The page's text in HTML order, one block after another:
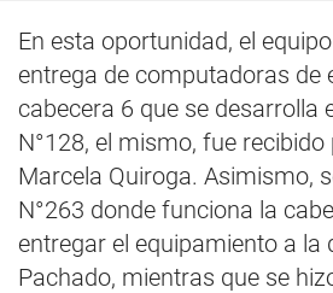
En esta oportunidad, el
entrega de computadoras de
cabecera 6 que se desarrolla
N°128, el mismo, fue
Marcela Quiroga. Asimismo,
N°263 donde funciona la
entregar el equipamiento a la
Pachado, mientras que se